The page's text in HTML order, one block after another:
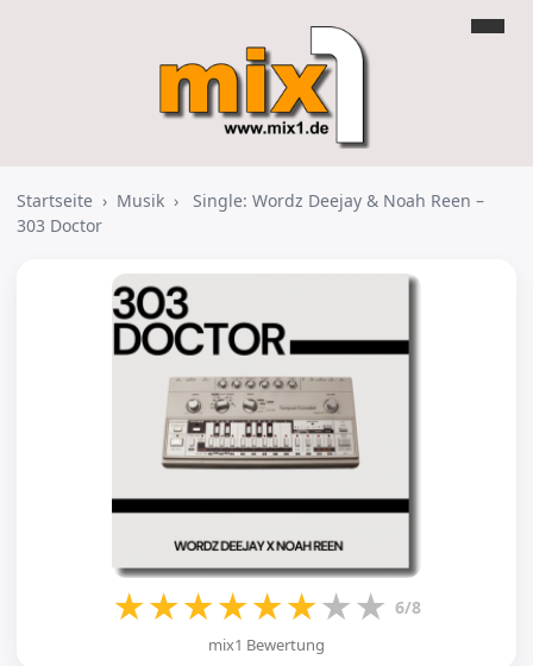
Startseite › Musik ›
Single: Wordz Deejay & Noah Reen –
303 Doctor
★★★★★★★★ 6/8
mix1 Bewertung